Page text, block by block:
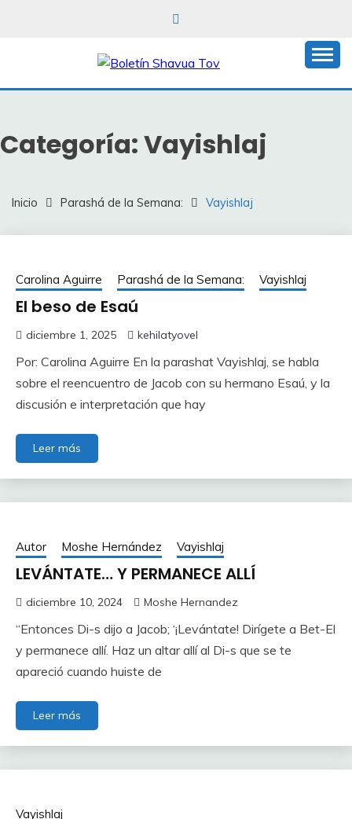
BOLETÍN SHAVUA
TOV
Categoría:Vayishlaj
Inicio Parashá de la Semana: Vayishlaj
Carolina Aguirre Parashá de la Semana: Vayishlaj
El beso de Esaú
diciembre 1, 2025 kehilatyovel
Por: Carolina Aguirre En la parashat Vayishlaj, se habla
sobre el reencuentro de Jacob con su hermano Esaú, y la
discusión e interpretación que hay
Leer más
Autor Moshe Hernández Vayishlaj
LEVÁNTATE… Y PERMANECE ALLÍ
diciembre 10, 2024 Moshe Hernandez
“Entonces Di-s dijo a Jacob; ‘¡Levántate! Dirígete a Bet-El
y permanece allí. Haz un altar allí al Di-s que se te
apareció cuando huiste de
Leer más
Vayishlaj